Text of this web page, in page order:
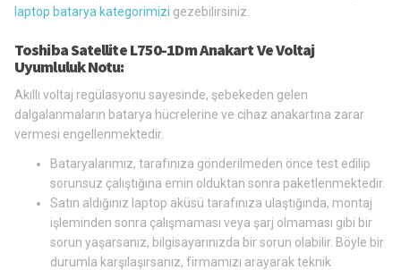
laptop batarya kategorimizi gezebilirsiniz.
Toshiba Satellite L750-1Dm Anakart Ve Voltaj
Uyumluluk Notu:
Akıllı voltaj regülasyonu sayesinde, şebekeden gelen
dalgalanmaların batarya hücrelerine ve cihaz anakartına zarar
vermesi engellenmektedir.
Bataryalarımız, tarafınıza gönderilmeden önce test edilip
sorunsuz çalıştığına emin olduktan sonra paketlenmektedir.
Satın aldığınız laptop aküsü tarafınıza ulaştığında, montaj
işleminden sonra çalışmaması veya şarj olmaması gibi bir
sorun yaşarsanız, bilgisayarınızda bir sorun olabilir. Böyle bir
durumla karşılaşırsanız, firmamızı arayarak teknik